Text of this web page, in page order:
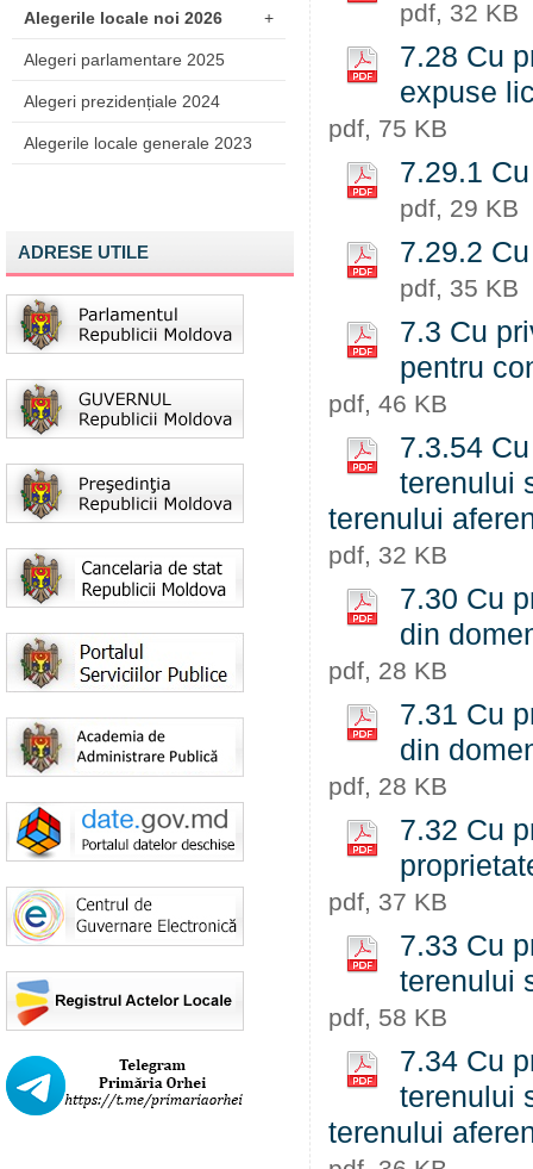
Alegerile locale noi 2026 +
Alegeri parlamentare 2025
Alegeri prezidențiale 2024
Alegerile locale generale 2023
ADRESE UTILE
pdf, 32 KB
7.28 Cu
expuse
pdf, 75 KB
7.29.1
pdf, 29 KB
7.29.2
pdf, 35 KB
7.3 Cu
pentru
pdf, 46 KB
7.3.54
terenului
terenului
pdf, 32 KB
7.30 Cu
din
pdf, 28 KB
7.31 Cu
din
pdf, 28 KB
7.32 Cu
pdf, 37 KB
7.33 Cu
terenului
pdf, 58 KB
7.34 Cu
terenului
terenului